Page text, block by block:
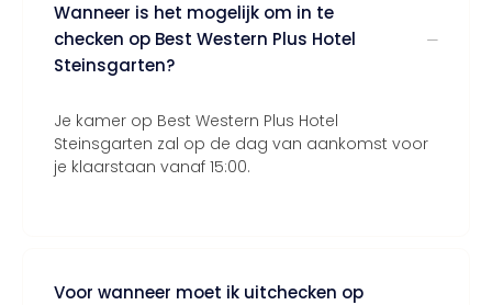
Wanneer is het mogelijk om in te
checken op Best Western Plus Hotel
Steinsgarten?
Je kamer op Best Western Plus Hotel
Steinsgarten zal op de dag van aankomst voor
je klaarstaan vanaf 15:00.
Voor wanneer moet ik uitchecken op